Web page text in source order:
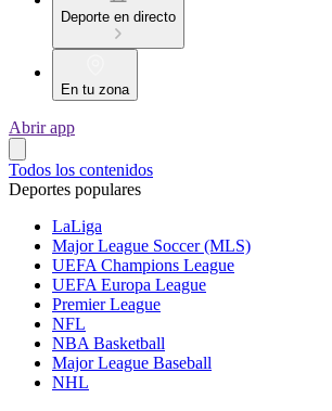
Deporte en directo
En tu zona
Abrir app
Todos los contenidos
Deportes populares
LaLiga
Major League Soccer (MLS)
UEFA Champions League
UEFA Europa League
Premier League
NFL
NBA Basketball
Major League Baseball
NHL